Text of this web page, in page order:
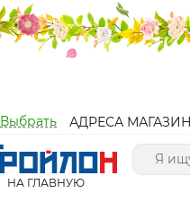
Выбрать АДРЕСА
НА ГЛАВНУЮ